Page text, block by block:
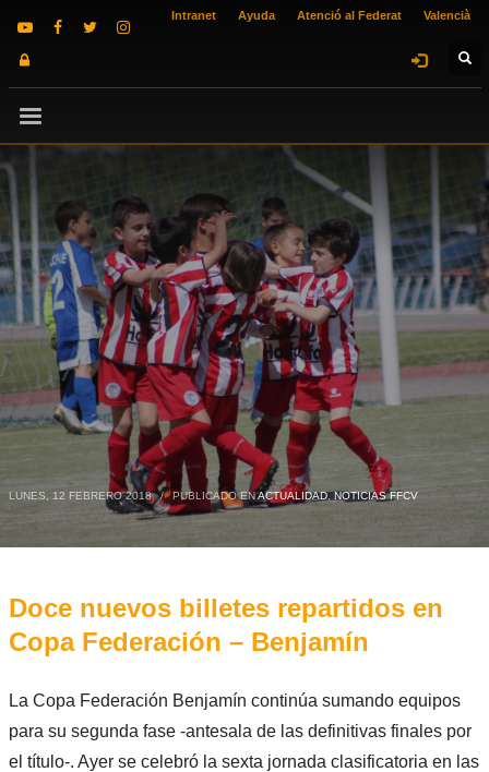
Intranet Ayuda Atenció al Federat Valencià
LUNES, 12 FEBRERO 2018 / PUBLICADO ENACTUALIDAD,NOTICIAS FFCV
Doce nuevos billetes repartidos en
Copa Federación – Benjamín
La Copa Federación Benjamín continúa sumando equipos
para su segunda fase -antesala de las definitivas finales por
el título-. Ayer se celebró la sexta jornada clasificatoria en las